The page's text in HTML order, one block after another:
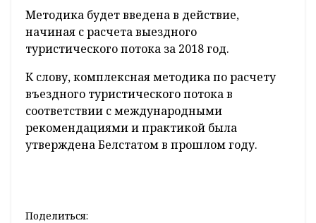
гражданах Беларуси и лицах без
гражданства, выехавших из республики на
постоянное место жительства. И еще при
статистических данных Института
статистики ЮНЕСКО о численности
белорусских студентов, обучающихся за
рубежом на уровнях третичного
образования.
туристического потока за 2018 год.